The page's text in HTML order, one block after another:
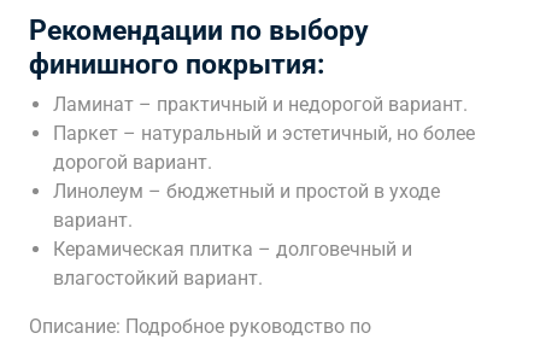
Рекомендации по выбору
финишного покрытия:
Ламинат – практичный и недорогой вариант.
Паркет – натуральный и эстетичный, но более
дорогой вариант.
Линолеум – бюджетный и простой в уходе
вариант.
Керамическая плитка – долговечный и
влагостойкий вариант.
Описание: Подробное руководство по